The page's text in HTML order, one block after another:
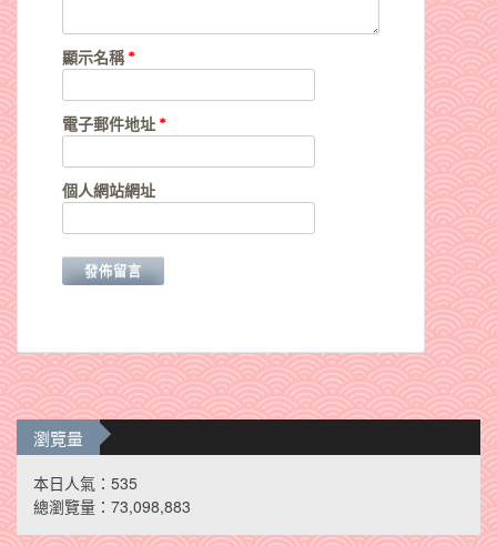
顯示名稱*
電子郵件地址 *
個人網站網址
瀏覽量
本日人氣：535
總瀏覽量：73,098,883